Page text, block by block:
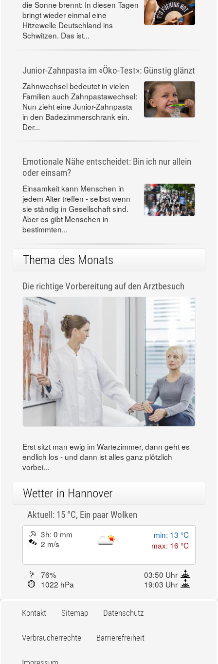
die Sonne brennt: In diesen Tagen
bringt wieder einmal eine
Hitzewelle Deutschland ins
Schwitzen. Das ist...
Junior-Zahnpasta im «Öko-Test»: Günstig glänzt
Zahnwechsel bedeutet in vielen
Familien auch Zahnpastawechsel:
Nun zieht eine Junior-Zahnpasta
in den Badezimmerschrank ein.
Der...
Emotionale Nähe entscheidet: Bin ich nur allein
oder einsam?
Einsamkeit kann Menschen in
jedem Alter treffen - selbst wenn
sie ständig in Gesellschaft sind.
Aber es gibt Menschen in
bestimmten...
Thema des Monats
Die richtige Vorbereitung auf den Arztbesuch
Erst sitzt man ewig im Wartezimmer, dann geht es
endlich los - und dann ist alles ganz plötzlich
vorbei...
Wetter in Hannover
Aktuell: 15 °C, Ein paar Wolken
3h: 0 mm
2 m/s
min: 13 °C
max: 16 °C
76%
03:50 Uhr
1022 hPa
19:03 Uhr
Kontakt Sitemap Datenschutz
Verbraucherrechte Barrierefreiheit